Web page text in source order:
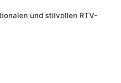
und stilvollen RTV-